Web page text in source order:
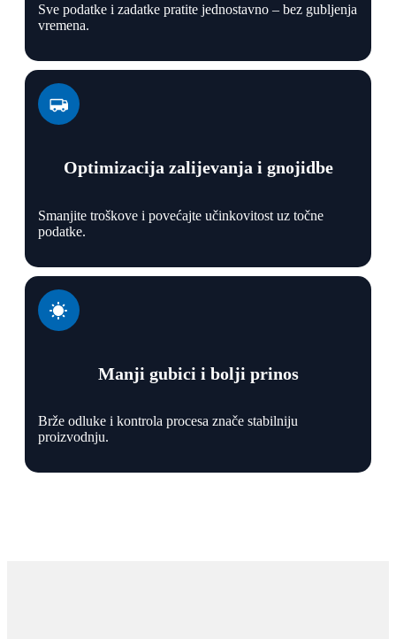
Sve podatke i zadatke pratite jednostavno – bez gubljenja
vremena.
Optimizacija zalijevanja i gnojidbe
Smanjite troškove i povećajte učinkovitost uz točne
podatke.
Manji gubici i bolji prinos
Brže odluke i kontrola procesa znače stabilniju
proizvodnju.